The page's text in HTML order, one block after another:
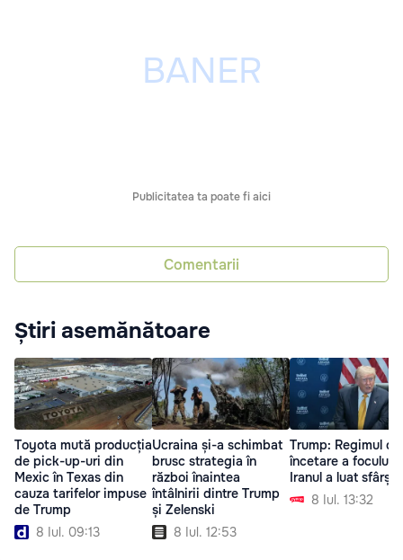
Publicitatea ta poate fi aici
Comentarii
Știri asemănătoare
Toyota mută producția
de pick-up-uri din
Mexic în Texas din
cauza tarifelor impuse
de Trump
8 Iul. 09:13
Ucraina și-a schimbat
brusc strategia în
război înaintea
întâlnirii dintre Trump
și Zelenski
8 Iul. 12:53
Trump: Regimul de
încetare a focului
Iranul a luat sfârșit
8 Iul. 13:32